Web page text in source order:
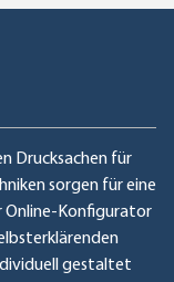
Drucksachen für
sorgen für eine
Online-Konfigurator
gestaltet